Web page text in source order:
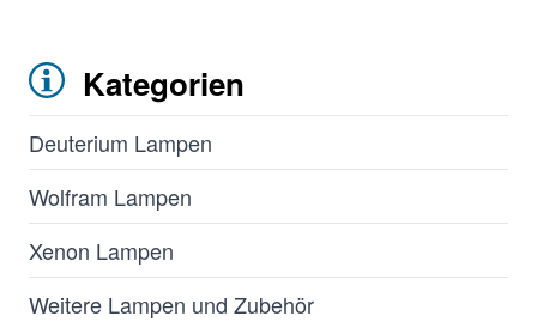
Kategorien
Deuterium Lampen
Wolfram Lampen
Xenon Lampen
Weitere Lampen und Zubehör